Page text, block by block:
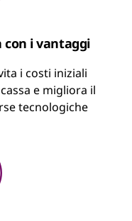
pagamenti fissi
cassa iniziali
e aggiornata
aumentare,
per pagare in
percentuale
con i vantaggi
i costi iniziali
e migliora il
tecnologiche